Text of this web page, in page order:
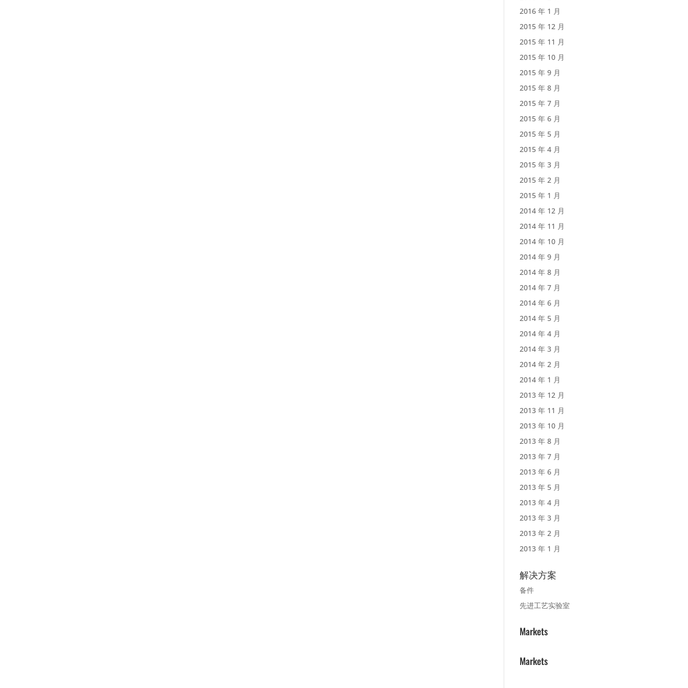
2016 年 1 月
2015 年 12 月
2015 年 11 月
2015 年 10 月
2015 年 9 月
2015 年 8 月
2015 年 7 月
2015 年 6 月
2015 年 5 月
2015 年 4 月
2015 年 3 月
2015 年 2 月
2015 年 1 月
2014 年 12 月
2014 年 11 月
2014 年 10 月
2014 年 9 月
2014 年 8 月
2014 年 7 月
2014 年 6 月
2014 年 5 月
2014 年 4 月
2014 年 3 月
2014 年 2 月
2014 年 1 月
2013 年 12 月
2013 年 11 月
2013 年 10 月
2013 年 8 月
2013 年 7 月
2013 年 6 月
2013 年 5 月
2013 年 4 月
2013 年 3 月
2013 年 2 月
2013 年 1 月
解决方案
备件
先进工艺实验室
Markets
Markets